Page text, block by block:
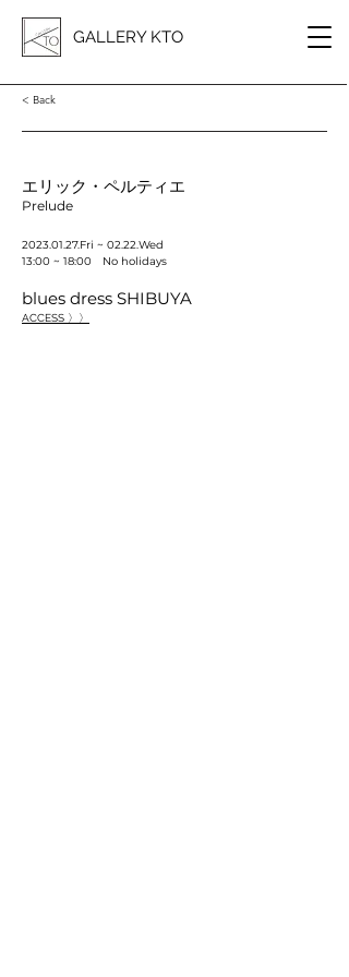
GALLERY KTO
< Back
エリック・ペルティエ
Prelude
2023.01.27.Fri ~ 02.22.Wed
13:00 ~ 18:00 No holidays
blues dress SHIBUYA
ACCESS 〉〉